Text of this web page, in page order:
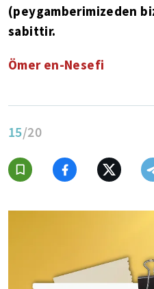
(peygamberimizeden
sabittir.
Ömer en-Nesefi
15/20